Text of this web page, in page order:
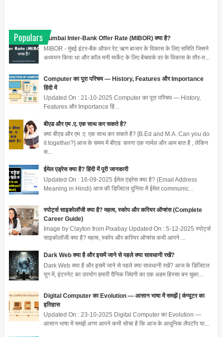
Populars
Mumbai Inter-Bank Offer Rate (MIBOR) क्या है?
MIBOR - मुंबई इंटर-बैंक ऑफर रेट ऋण बाजार के विकास के लिए समिति जिसने
अध्ययन किया था और कॉल मनी मार्केट के लिए बेंचमार्क दर के विकास के तौर-त...
Computer का पूरा परिचय — History, Features और Importance
हिंदी में
Updated On : 21-10-2025 Computer का पूरा परिचय — History,
Features और Importance हिं...
बीएड और एम .ए. एक साथ कर सकते है?
क्या बीएड और एम .ए. एक साथ कर सकते है? [B.Ed and M.A. Can you do
it together?] आज के समय में बीएड करना एक नार्मल और आम बात है , लेकिन
स...
ईमेल एड्रेस क्या है? हिंदी में पूरी जानकारी
Updated On : 16-09-2025 ईमेल एड्रेस क्या है? (Email Address
Meaning in Hindi) आज की डिजिटल दुनिया में ईमेल communic...
स्पोर्ट्स साइकोलॉजी क्या है? महत्व, स्कोप और करियर ऑप्शंस (Complete
Career Guide)
Image by Clayton from Pixabay Updated On : 5-12-2025 स्पोर्ट्स
साइकोलॉजी क्या है? महत्व, स्कोप और करियर ऑप्शंस कभी आपने ...
Dark Web क्या है और इसमें जाने से पहले क्या सावधानी रखें?
Dark Web क्या है और इसमें जाने से पहले क्या सावधानी रखें? आज के डिजिटल
युग में, इंटरनेट का उपयोग हमारी दैनिक जिंदगी का एक अहम हिस्सा बन चुका...
Digital Computer का Evolution — आसान भाषा में समझें | कंप्यूटर का
इतिहास
Updated On : 23-10-2025 Digital Computer का Evolution —
आसान भाषा में समझें अगर आपने कभी सोचा है कि आज के आधुनिक लैपटॉप या...